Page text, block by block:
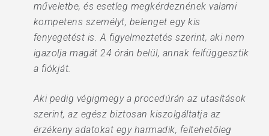
műveletbe, és esetleg megkérdeznének valami
kompetens személyt, belenget egy kis
fenyegetést is. A figyelmeztetés szerint, aki nem
igazolja magát 24 órán belül, annak felfüggesztik
a fiókját.
Aki pedig végigmegy a procedúrán az utasítások
szerint, az egész biztosan kiszolgáltatja az
érzékeny adatokat egy harmadik, feltehetőleg